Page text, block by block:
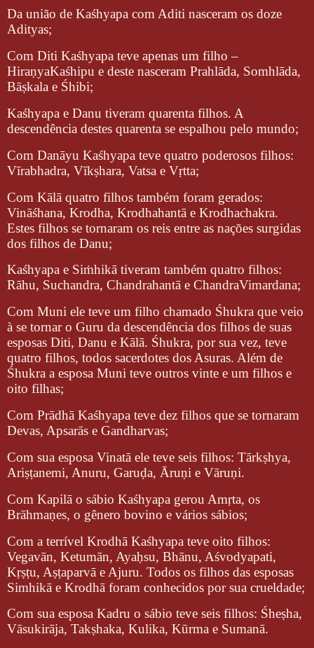
Da união de Kaśhyapa com Aditi nasceram os doze
Adityas;
Com Diti Kaśhyapa teve apenas um filho –
HiraṇyaKaśhipu e deste nasceram Prahlāda, Somhlāda,
Bāṣkala e Śhibi;
Kaśhyapa e Danu tiveram quarenta filhos. A
descendência destes quarenta se espalhou pelo mundo;
Com Danāyu Kaśhyapa teve quatro poderosos filhos:
Vīrabhadra, Vīkṣhara, Vatsa e Vṛtta;
Com Kālā quatro filhos também foram gerados:
Vināśhana, Krodha, Krodhahantā e Krodhachakra.
Estes filhos se tornaram os reis entre as nações surgidas
dos filhos de Danu;
Kaśhyapa e Siṁhikā tiveram também quatro filhos:
Rāhu, Suchandra, Chandrahantā e ChandraVimardana;
Com Muni ele teve um filho chamado Śhukra que veio
à se tornar o Guru da descendência dos filhos de suas
esposas Diti, Danu e Kālā. Śhukra, por sua vez, teve
quatro filhos, todos sacerdotes dos Asuras. Além de
Śhukra a esposa Muni teve outros vinte e um filhos e
oito filhas;
Com Prādhā Kaśhyapa teve dez filhos que se tornaram
Devas, Apsarās e Gandharvas;
Com sua esposa Vinatā ele teve seis filhos: Tārkṣhya,
Ariṣṭanemi, Anuru, Garuḍa, Āruṇi e Vāruṇi.
Com Kapilā o sábio Kaśhyapa gerou Amṛta, os
Brāhmaṇes, o gênero bovino e vários sábios;
Com a terrível Krodhā Kaśhyapa teve oito filhos:
Vegavān, Ketumān, Ayaḥsu, Bhānu, Aśvodyapati,
Kṛṣṭu, Aṣṭaparvā e Ajuru. Todos os filhos das esposas
Simhikā e Krodhā foram conhecidos por sua crueldade;
Com sua esposa Kadru o sábio teve seis filhos: Śheṣha,
Vāsukirāja, Takṣhaka, Kulika, Kūrma e Sumanā.